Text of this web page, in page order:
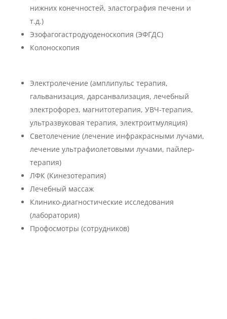
нижних конечностей, эластография печени и
т.д.)
Эзофагогастродуоденоскопия (ЭФГДС)
Колоноскопия
Электролечение (амплипульс терапия,
гальванизация, дарсанвализация, лечебный
электрофорез, магнитотерапия, УВЧ-терапия,
ультразвуковая терапия, электроитмуляция)
Светолечение (лечение инфракрасными лучами,
лечение ультрафиолетовыми лучами, пайлер-
терапия)
ЛФК (Кинезотерапия)
Лечебный массаж
Клинико-диагностические исследования
(лаборатория)
Профосмотры (сотрудников)